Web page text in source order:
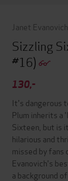
Janet Evanovich
Sizzling
#16)
130,-
It's dangerous
Plum inherits a
Sixteen, but is
hilarious and
missed by fans
Evanovich's
a background